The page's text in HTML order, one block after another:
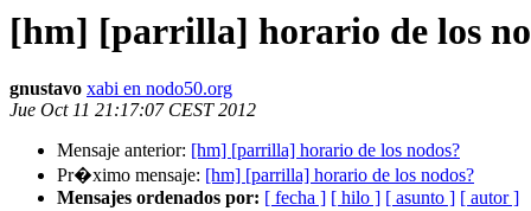
[hm] [parrilla] horario de los
gnustavo xabi en nodo50.org
Jue Oct 11 21:17:07 CEST 2012
Mensaje anterior: [hm] [parrilla] horario de los nodos?
Pr�ximo mensaje: [hm] [parrilla] horario de los nodos?
Mensajes ordenados por: [ fecha ] [ hilo ] [ asunto ] [ autor ]